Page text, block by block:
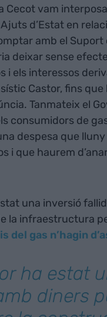
Cecot vam
d’Estat en
amb el
deixar sense
i els interessos
Castor, fins que
Tanmateix el
consumidors de
despesa que
i que haurem
una inversió
la infraestructura
del gas n’hagin
ha estat
diners